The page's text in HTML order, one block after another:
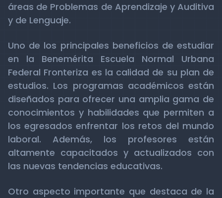
áreas de Problemas de Aprendizaje y Auditiva
y de Lenguaje.
Uno de los principales beneficios de estudiar
en la Benemérita Escuela Normal Urbana
Federal Fronteriza es la calidad de su plan de
estudios. Los programas académicos están
diseñados para ofrecer una amplia gama de
conocimientos y habilidades que permiten a
los egresados enfrentar los retos del mundo
laboral. Además, los profesores están
altamente capacitados y actualizados con
las nuevas tendencias educativas.
Otro aspecto importante que destaca de la